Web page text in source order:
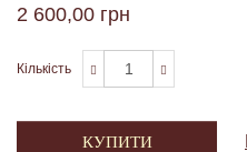
2 600,00 грн
Кількість
КУПИТИ